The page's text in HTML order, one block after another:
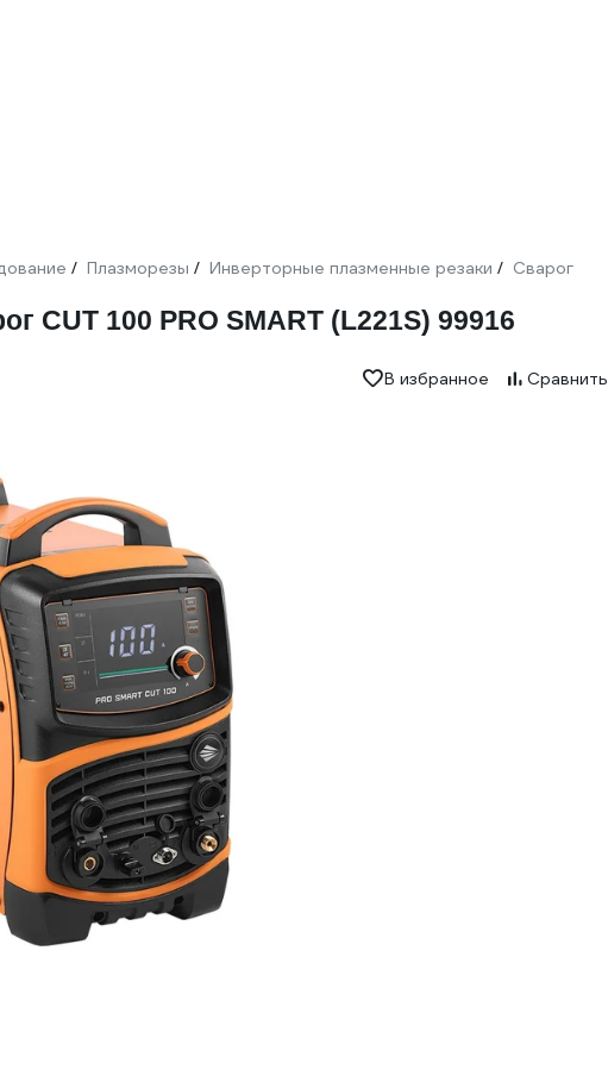
/ Плазморезы / Инверторные плазменные резаки / Сварог
CUT 100 PRO SMART (L221S) 99916
В избранное Сравнить